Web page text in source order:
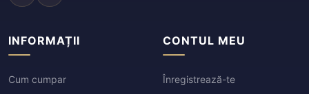
INFORMAȚII
Cum cumpar
CONTUL MEU
Înregistrează-te